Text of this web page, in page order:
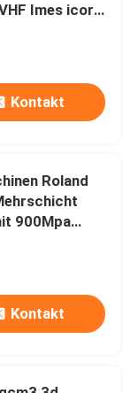
Imes icore
Kontakt
Roland
900Mpa
Kontakt